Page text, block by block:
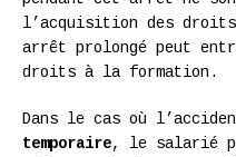
l’acquisition des droits
arrêt prolongé peut
droits à la formation.
Dans le cas où
temporaire, le salarié